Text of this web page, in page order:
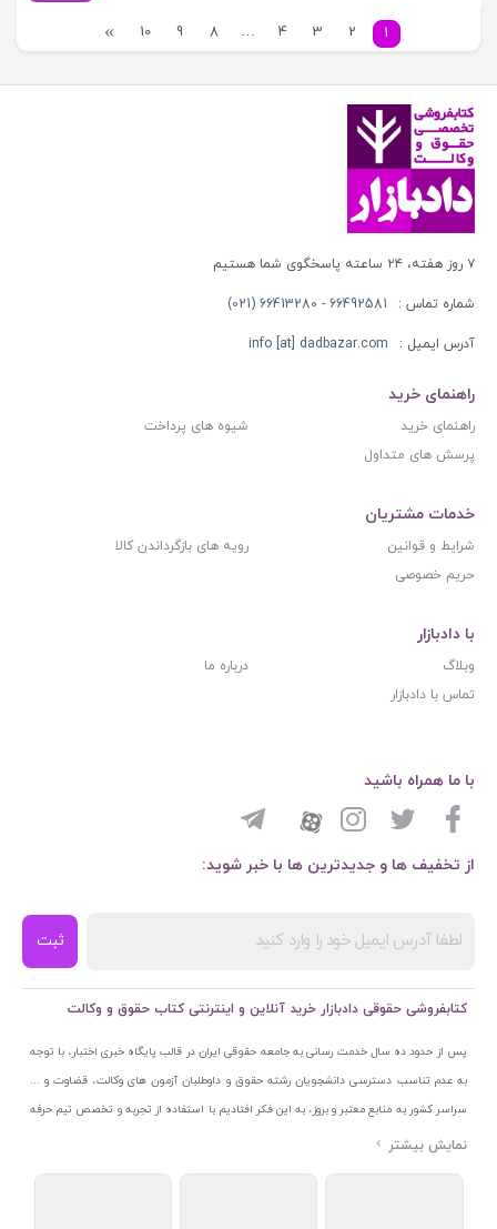
1
2
3
4
…
8
9
10
۷ روز هفته، ۲۴ ساعته پاسخگوی شما هستیم
شماره تماس : 66492581 - 66413280 (021)
آدرس ایمیل : info [at] dadbazar.com
راهنمای خرید
راهنمای خرید
شیوه های پرداخت
پرسش های متداول
خدمات مشتریان
شرایط و قوانین
رویه های بازگرداندن کالا
حریم خصوصی
با دادبازار
وبلاگ
درباره ما
تماس با دادبازار
از تخفیف ها و جدیدترین ها با خبر شوید:
ثبت
با ما همراه باشید
کتابفروشی حقوقی دادبازار خرید آنلاین و اینترنتی کتاب حقوق و وکالت
پس از حدود ده سال خدمت رسانی به جامعه حقوقی ایران در قالب پایگاه خبری اختبار، با توجه
به عدم تناسب دسترسی دانشجویان رشته حقوق و داوطلبان آزمون های وکالت، قضاوت و ...
سراسر کشور به منابع معتبر و بروز، به این فکر افتادیم با استفاده از تجربه و تخصص تیم حرفه
ای اختبار خدمتی جدید به جامعه حقوقی ایران ارائه کنیم. به این منظور با راه اندازی و تجهیز